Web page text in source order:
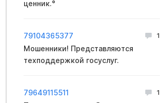
ценник.°
79104365377 1
Мошенники! Представляются
техподдержкой госуслуг.
79649115511 1